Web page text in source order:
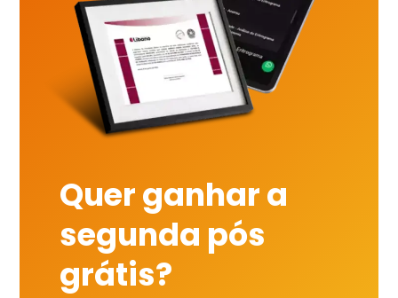
Quer ganhar a
segunda pós
grátis?